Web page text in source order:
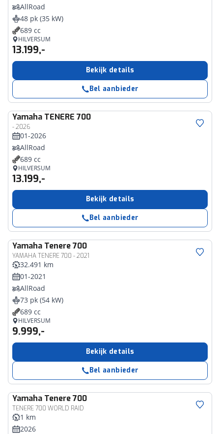
AllRoad
48 pk (35 kW)
689 cc
HILVERSUM
13.199,-
Bekijk details
Bel aanbieder
Yamaha TENERE 700
- 2026
01-2026
AllRoad
689 cc
HILVERSUM
13.199,-
Bekijk details
Bel aanbieder
Yamaha Tenere 700
YAMAHA TENERE 700 - 2021
32.491 km
01-2021
AllRoad
73 pk (54 kW)
689 cc
HILVERSUM
9.999,-
Bekijk details
Bel aanbieder
Yamaha Tenere 700
TENERE 700 WORLD RAID
1 km
2026